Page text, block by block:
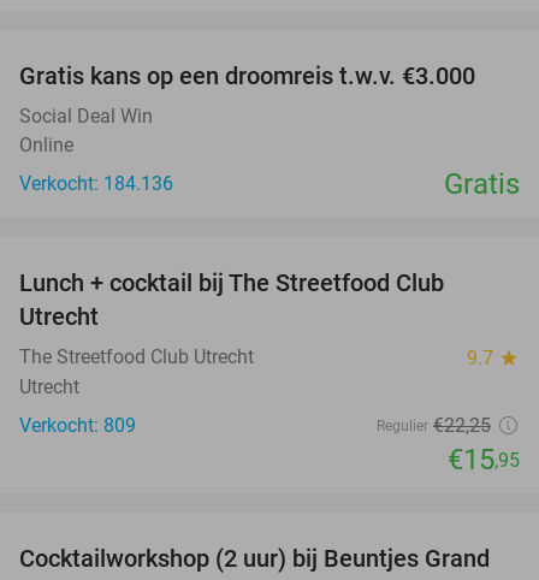
Gratis kans op een droomreis t.w.v. €3.000
Social Deal Win
Online
Verkocht: 184.136
Gratis
Lunch + cocktail bij The Streetfood Club
Utrecht
The Streetfood Club Utrecht 9.7 star
Utrecht
Verkocht: 809
Regulier €22,25
€15,95
40%
Cocktailworkshop (2 uur) bij Beuntjes Grand